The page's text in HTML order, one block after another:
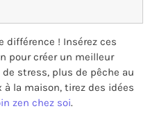
différence ! Insérez ces
pour créer un meilleur
stress, plus de pêche au
la maison, tirez des idées
zen chez soi.